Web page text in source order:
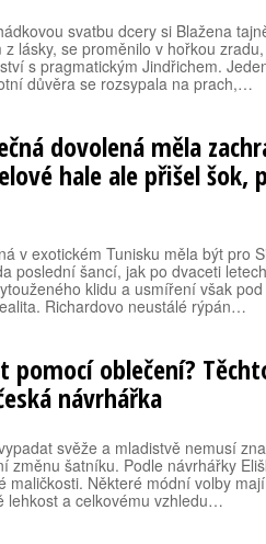
svatbu dcery si Blažena
z lásky, se proměnilo v hořkou
s pragmatickým Jindřichem.
důvěra se rozsypala na prach,…
dovolená měla
hale ale přišel šok,
v exotickém Tunisku měla být pro
poslední šancí, jak po dvaceti
klidu a usmíření však
Richardovo neustálé rýpán…
pomocí oblečení?
návrhářka
svěže a mladistvě nemusí
změnu šatníku. Podle návrhářky
maličkosti. Některé módní volby
lehkost a celkovému vzhledu…